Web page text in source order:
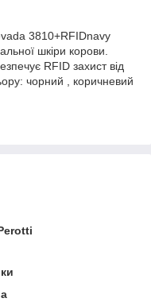
3810+RFIDnavy
шкіри корови.
RFID захист від
чорний , коричневий